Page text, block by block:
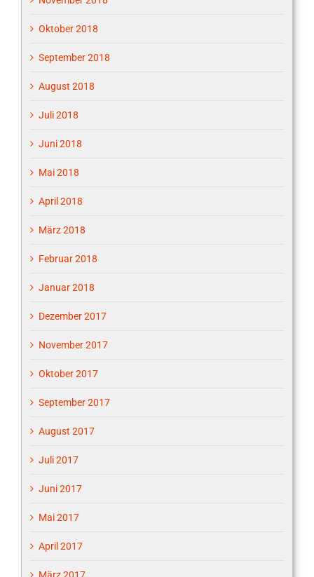
Oktober 2018
September 2018
August 2018
Juli 2018
Juni 2018
Mai 2018
April 2018
März 2018
Februar 2018
Januar 2018
Dezember 2017
November 2017
Oktober 2017
September 2017
August 2017
Juli 2017
Juni 2017
Mai 2017
April 2017